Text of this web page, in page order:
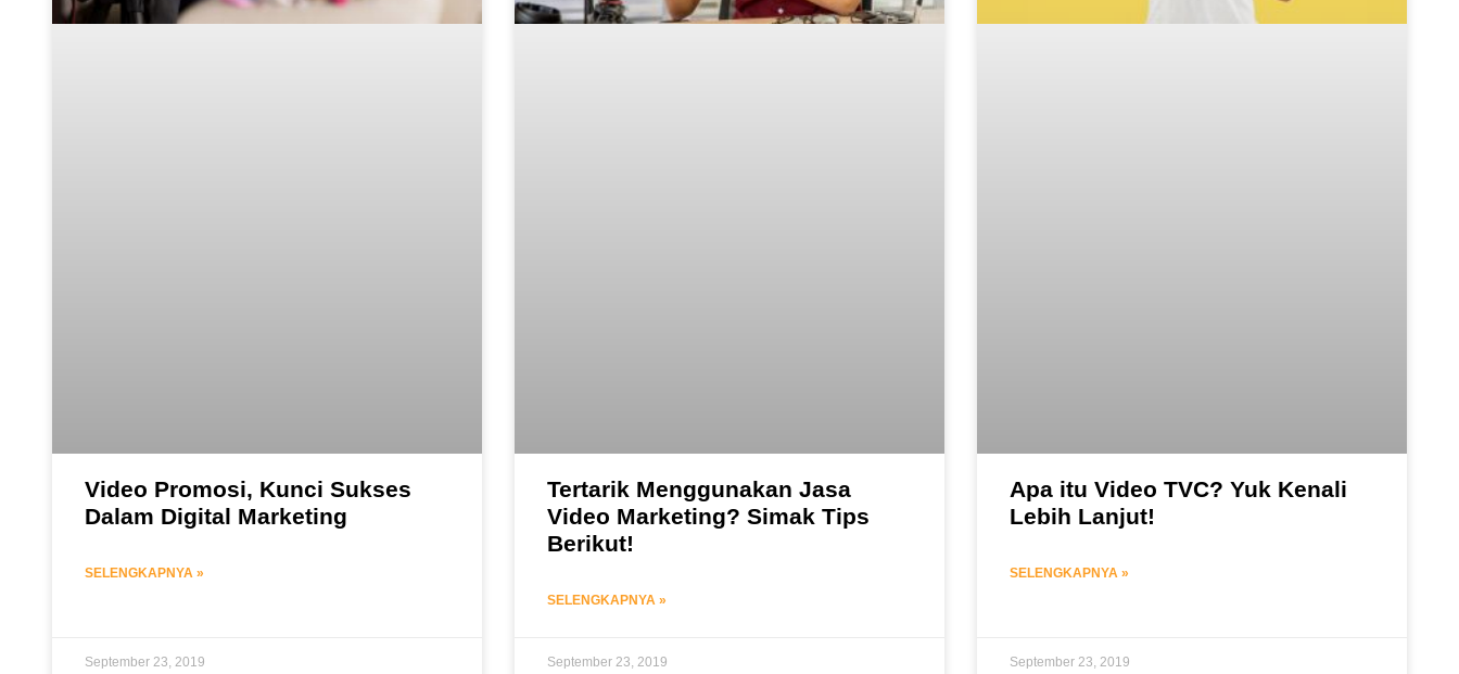
Video Promosi, Kunci Sukses
Dalam Digital Marketing
SELENGKAPNYA »
September 23, 2019
Tertarik Menggunakan Jasa
Video Marketing? Simak Tips
Berikut!
SELENGKAPNYA »
September 23, 2019
Apa itu Video TVC? Yuk Kenali
Lebih Lanjut!
SELENGKAPNYA »
September 23, 2019